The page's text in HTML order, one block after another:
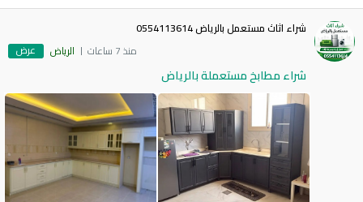
شراء اثاث مستعمل بالرياض 0554113614
منذ 7 ساعات
الرياض عرض
شراء مطابخ مستعملة بالرياض